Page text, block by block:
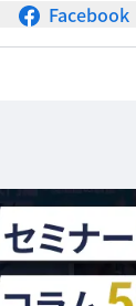
して内容及び正
一切責任を負わ
示板を設置し，
ただくことを前
Facebook